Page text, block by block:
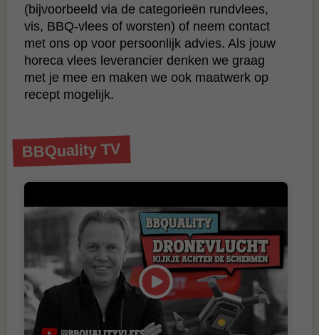
(bijvoorbeeld via de categorieën rundvlees,
vis, BBQ‑vlees of worsten) of neem contact
met ons op voor persoonlijk advies. Als jouw
horeca vlees leverancier denken we graag
met je mee en maken we ook maatwerk op
recept mogelijk.
BBQuality TV